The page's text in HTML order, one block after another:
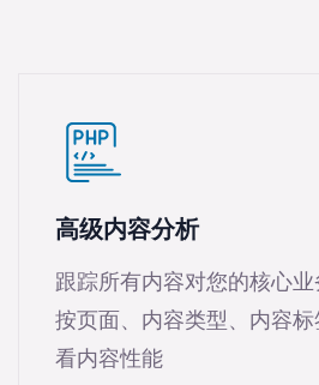
高级内容分析
跟踪所有内容对您的核心
按页面、内容类型、内容
看内容性能